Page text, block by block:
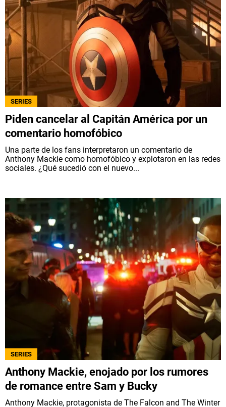
SERIES
Piden cancelar al Capitán América por un
comentario homofóbico
Una parte de los fans interpretaron un comentario de
Anthony Mackie como homofóbico y explotaron en las redes
sociales. ¿Qué sucedió con el nuevo...
SERIES
Anthony Mackie, enojado por los rumores
de romance entre Sam y Bucky
Anthony Mackie, protagonista de The Falcon and The Winter